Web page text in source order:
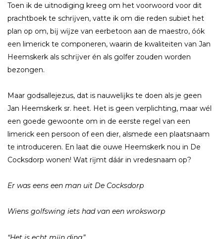
Toen ik de uitnodiging kreeg om het voorwoord voor dit
prachtboek te schrĳven, vatte ik om die reden subiet het
plan op om, bĳ wĳze van eerbetoon aan de maestro, óók
een limerick te componeren, waarin de kwaliteiten van Jan
Heemskerk als schrĳver én als golfer zouden worden
bezongen.
Maar godsallejezus, dat is nauwelĳks te doen als je geen
Jan Heemskerk sr. heet. Het is geen verplichting, maar wél
een goede gewoonte om in de eerste regel van een
limerick een persoon of een dier, alsmede een plaatsnaam
te introduceren. En laat die ouwe Heemskerk nou in De
Cocksdorp wonen! Wat rĳmt dáár in vredesnaam op?
Er was eens een man uit De Cocksdorp
Wiens golfswing iets had van een wroksworp